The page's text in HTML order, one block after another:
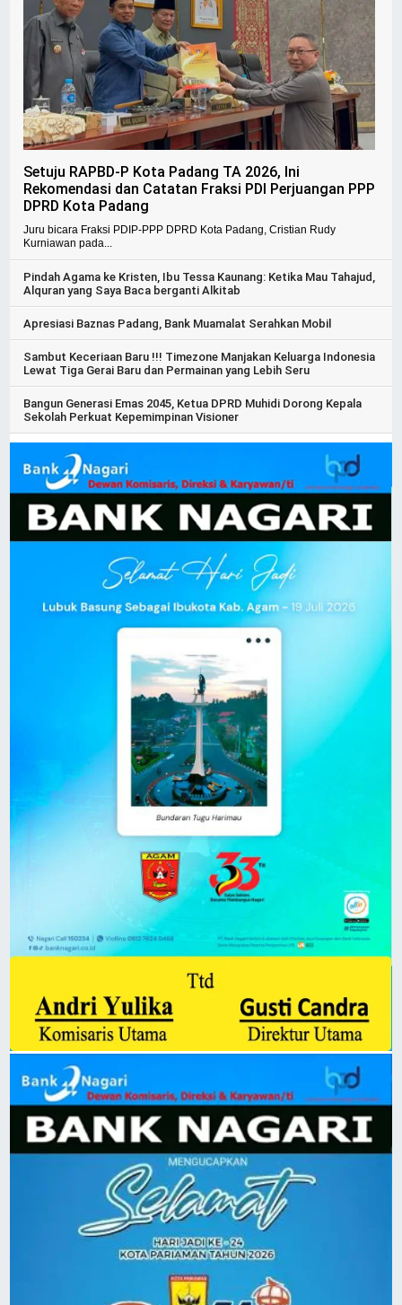
Setuju RAPBD-P Kota Padang TA 2026, Ini
Rekomendasi dan Catatan Fraksi PDI Perjuangan PPP
DPRD Kota Padang
Juru bicara Fraksi PDIP-PPP DPRD Kota Padang, Cristian Rudy
Kurniawan pada...
Pindah Agama ke Kristen, Ibu Tessa Kaunang: Ketika Mau Tahajud,
Alquran yang Saya Baca berganti Alkitab
Apresiasi Baznas Padang, Bank Muamalat Serahkan Mobil
Sambut Keceriaan Baru !!! Timezone Manjakan Keluarga Indonesia
Lewat Tiga Gerai Baru dan Permainan yang Lebih Seru
Bangun Generasi Emas 2045, Ketua DPRD Muhidi Dorong Kepala
Sekolah Perkuat Kepemimpinan Visioner